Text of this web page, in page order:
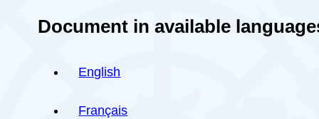
Document in available
English
Français